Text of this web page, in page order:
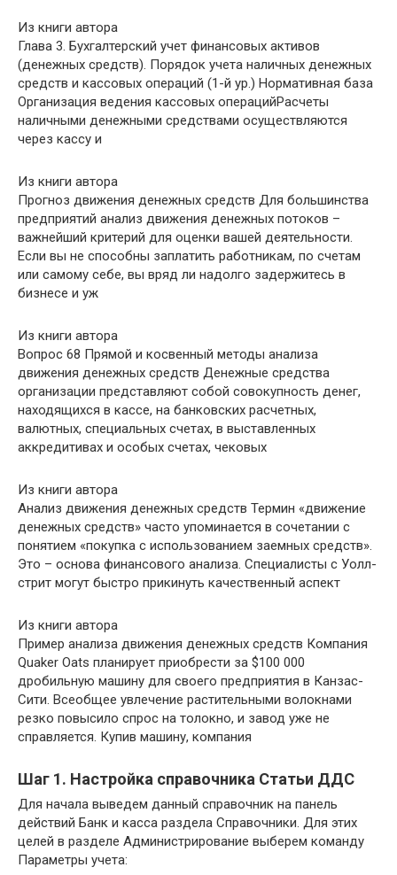
Из книги автора
Глава 3. Бухгалтерский учет финансовых активов
(денежных средств). Порядок учета наличных денежных
средств и кассовых операций (1-й ур.) Нормативная база
Организация ведения кассовых операцийРасчеты
наличными денежными средствами осуществляются
через кассу и
Из книги автора
Прогноз движения денежных средств Для большинства
предприятий анализ движения денежных потоков –
важнейший критерий для оценки вашей деятельности.
Если вы не способны заплатить работникам, по счетам
или самому себе, вы вряд ли надолго задержитесь в
бизнесе и уж
Из книги автора
Вопрос 68 Прямой и косвенный методы анализа
движения денежных средств Денежные средства
организации представляют собой совокупность денег,
находящихся в кассе, на банковских расчетных,
валютных, специальных счетах, в выставленных
аккредитивах и особых счетах, чековых
Из книги автора
Анализ движения денежных средств Термин «движение
денежных средств» часто упоминается в сочетании с
понятием «покупка с использованием заемных средств».
Это – основа финансового анализа. Специалисты с Уолл-
стрит могут быстро прикинуть качественный аспект
Из книги автора
Пример анализа движения денежных средств Компания
Quaker Oats планирует приобрести за $100 000
дробильную машину для своего предприятия в Канзас-
Сити. Всеобщее увлечение растительными волокнами
резко повысило спрос на толокно, и завод уже не
справляется. Купив машину, компания
Шаг 1. Настройка справочника Статьи ДДС
Для начала выведем данный справочник на панель
действий Банк и касса раздела Справочники. Для этих
целей в разделе Администрирование выберем команду
Параметры учета: